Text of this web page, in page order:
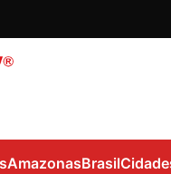
AmazonasBrasil